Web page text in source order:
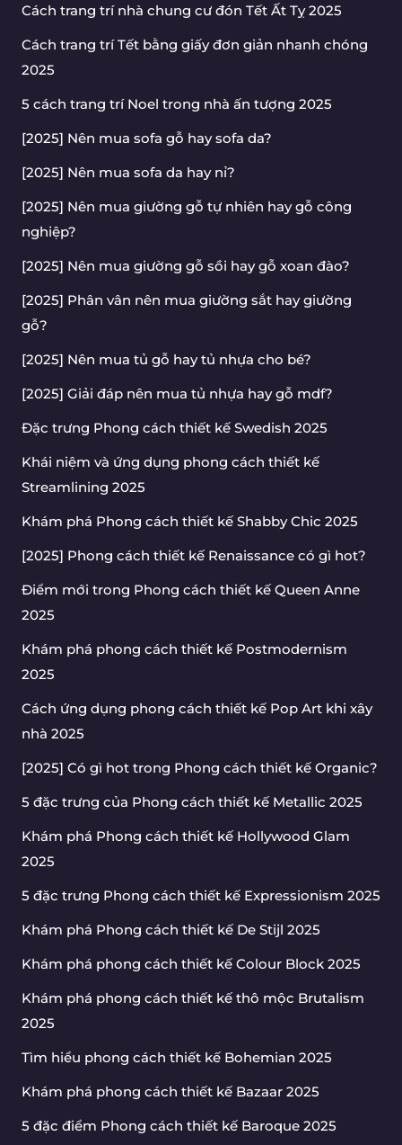
Cách trang trí nhà chung cư đón Tết Ất Tỵ 2025
Cách trang trí Tết bằng giấy đơn giản nhanh chóng
2025
5 cách trang trí Noel trong nhà ấn tượng 2025
[2025] Nên mua sofa gỗ hay sofa da?
[2025] Nên mua sofa da hay nỉ?
[2025] Nên mua giường gỗ tự nhiên hay gỗ công
nghiệp?
[2025] Nên mua giường gỗ sồi hay gỗ xoan đào?
[2025] Phân vân nên mua giường sắt hay giường
gỗ?
[2025] Nên mua tủ gỗ hay tủ nhựa cho bé?
[2025] Giải đáp nên mua tủ nhựa hay gỗ mdf?
Đặc trưng Phong cách thiết kế Swedish 2025
Khái niệm và ứng dụng phong cách thiết kế
Streamlining 2025
Khám phá Phong cách thiết kế Shabby Chic 2025
[2025] Phong cách thiết kế Renaissance có gì hot?
Điểm mới trong Phong cách thiết kế Queen Anne
2025
Khám phá phong cách thiết kế Postmodernism
2025
Cách ứng dụng phong cách thiết kế Pop Art khi xây
nhà 2025
[2025] Có gì hot trong Phong cách thiết kế Organic?
5 đặc trưng của Phong cách thiết kế Metallic 2025
Khám phá Phong cách thiết kế Hollywood Glam
2025
5 đặc trưng Phong cách thiết kế Expressionism 2025
Khám phá Phong cách thiết kế De Stijl 2025
Khám phá phong cách thiết kế Colour Block 2025
Khám phá phong cách thiết kế thô mộc Brutalism
2025
Tìm hiểu phong cách thiết kế Bohemian 2025
Khám phá phong cách thiết kế Bazaar 2025
5 đặc điểm Phong cách thiết kế Baroque 2025